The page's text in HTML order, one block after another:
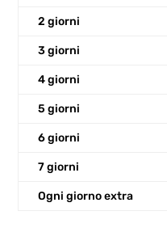
2 giorni
3 giorni
4 giorni
5 giorni
6 giorni
7 giorni
Ogni giorno extra